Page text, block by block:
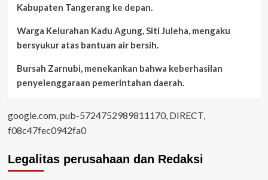
Kabupaten Tangerang ke depan.
Warga Kelurahan Kadu Agung, Siti Juleha, mengaku
bersyukur atas bantuan air bersih.
Bursah Zarnubi, menekankan bahwa keberhasilan
penyelenggaraan pemerintahan daerah.
google.com, pub-5724752989811170, DIRECT,
f08c47fec0942fa0
Legalitas perusahaan dan Redaksi